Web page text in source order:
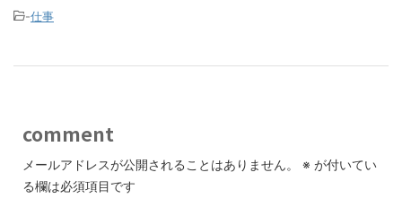
-仕事
comment
メールアドレスが公開されることはありません。 ※ が付いてい
る欄は必須項目です